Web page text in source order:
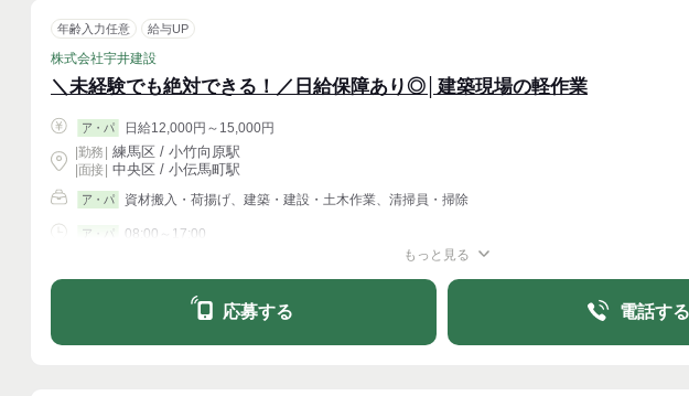
年齢入力任意 給与UP
株式会社宇井建設
＼未経験でも絶対できる！／日給保障あり◎│建築現場の軽作業
ア・パ
日給12,000円～15,000円
|勤務 練馬区 / 小竹向原駅
| 面接 | 中央区 / 小伝馬町駅
ア・パ 資材搬入・荷揚げ、建築・建設・土木作業、清掃員・掃除
ア・パ 08:00～17:00
もっと見る
応募する 電話する